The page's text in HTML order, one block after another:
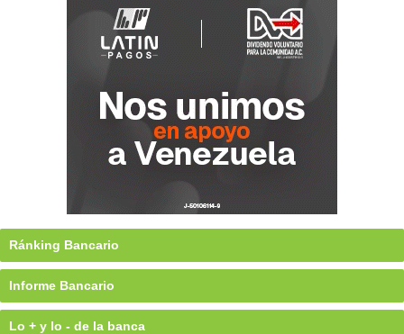
Ránking Bancario
Informe Bancario
Lo + y lo - de la banca